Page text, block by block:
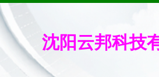
沈阳云邦科技